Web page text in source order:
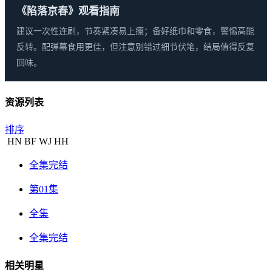
《陷落京春》观看指南
建议一次性连刷，节奏紧凑易上瘾；备好纸巾和零食，警惕高能
反转。配弹幕食用更佳，但注意别错过细节伏笔，结局值得反复
回味。
资源列表
排序
HN BF WJ HH
全集完结
第01集
全集
全集完结
相关明星